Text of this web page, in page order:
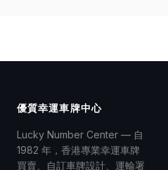
優質幸運車牌中心
Lucky Number Center — 自
1982 年，香港專業幸運車牌
買賣、自訂車牌設計、運輸署